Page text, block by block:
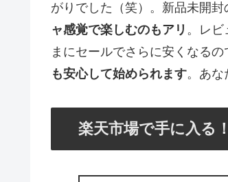
がりでした（笑）。新品未開
ャ感覚で楽しむのもアリ 。レビ
まにセールでさらに安くなる
も安心して始められます。あな
楽天市場で手に入る